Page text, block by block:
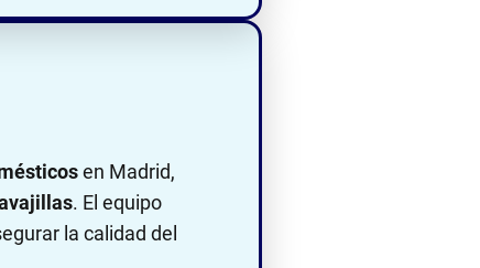
en Madrid,
. El equipo
la calidad del